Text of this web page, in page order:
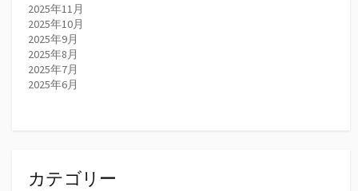
2025年11月
2025年10月
2025年9月
2025年8月
2025年7月
2025年6月
カテゴリー